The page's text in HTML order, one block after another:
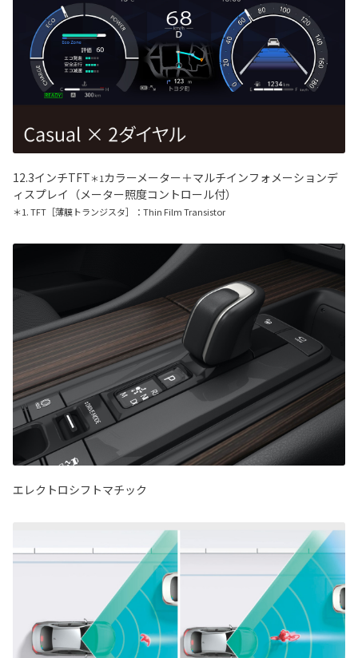
12.3インチTFT＊1カラーメーター＋マルチインフォメーションデ
ィスプレイ（メーター照度コントロール付）
＊1. TFT［薄膜トランジスタ］：Thin Film Transistor
エレクトロシフトマチック